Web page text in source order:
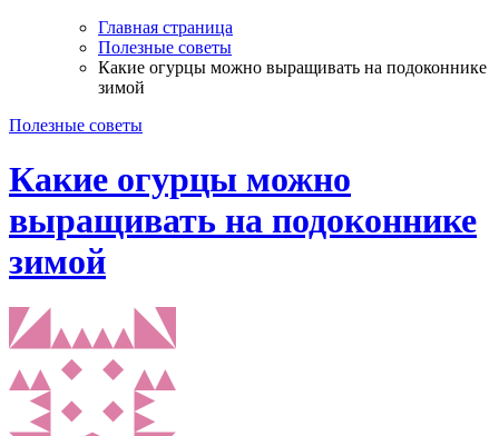
Главная страница
Полезные советы
Какие огурцы можно выращивать на подоконнике
зимой
Полезные советы
Какие огурцы можно
выращивать на подоконнике
зимой